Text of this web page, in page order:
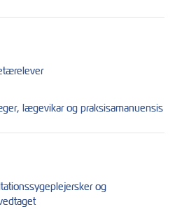
lægevikar og praksisamanuensis
og